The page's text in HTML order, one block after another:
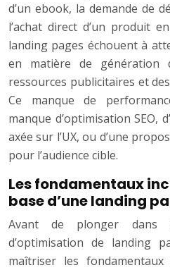
d’un ebook, la demande de
l’achat direct d’un produit
landing pages échouent à
en matière de génération
ressources publicitaires et
Ce manque de
manque d’optimisation SEO,
axée sur l’UX, ou d’une
pour l’audience cible.
Les fondamentaux
base d’une landing
Avant de plonger dans
d’optimisation de landing
maîtriser les